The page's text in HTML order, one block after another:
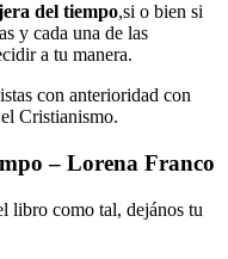
del tiempo,si o bien si
y cada una de las
a tu manera.
con anterioridad con
Cristianismo.
– Lorena Franco
libro como tal, dejános tu